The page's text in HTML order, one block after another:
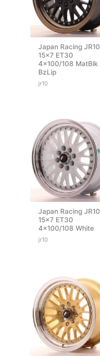
Japan Racing JR10
15×7 ET30
4×100/108 MatBlk
BzLip
jr10
Japan Racing JR10
15×7 ET30
4×100/108 White
jr10